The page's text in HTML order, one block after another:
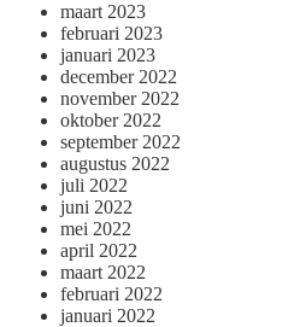
maart 2023
februari 2023
januari 2023
december 2022
november 2022
oktober 2022
september 2022
augustus 2022
juli 2022
juni 2022
mei 2022
april 2022
maart 2022
februari 2022
januari 2022